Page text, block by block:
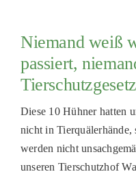
FÖRDERN & VERERBEN
KOOPERATIONEN
TIERHEIMTIERE
Niemand weiß
passiert,
Diese 10 Hühner hatten
nicht in
werden nicht
unseren Tierschutzhof